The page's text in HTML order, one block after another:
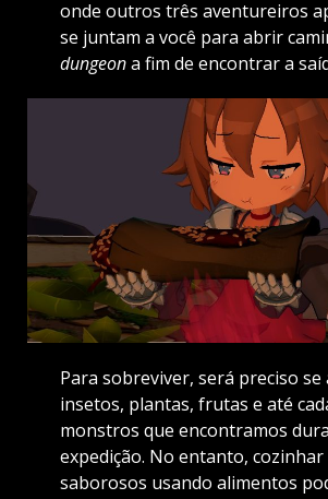
onde outros três aventureiros
se juntam a você para abrir
dungeona fim de encontrar a
Para sobreviver, será preciso
insetos, plantas, frutas e até
monstros que encontramos
expedição. No entanto,
saborosos usando alimentos